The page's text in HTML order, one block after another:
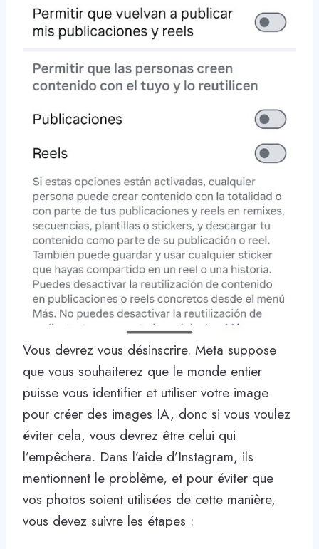
Vous devrez vous désinscrire. Meta suppose
que vous souhaiterez que le monde entier
puisse vous identifier et utiliser votre image
pour créer des images IA, donc si vous voulez
éviter cela, vous devrez être celui qui
l’empêchera. Dans l’aide d’Instagram, ils
mentionnent le problème, et pour éviter que
vos photos soient utilisées de cette manière,
vous devez suivre les étapes :